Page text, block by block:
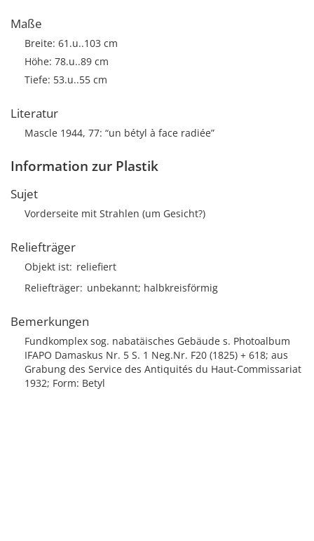
Maße
Breite: 61.u..103 cm
Höhe: 78.u..89 cm
Tiefe: 53.u..55 cm
Literatur
Mascle 1944, 77: “un bétyl à face radiée”
Information zur Plastik
Sujet
Vorderseite mit Strahlen (um Gesicht?)
Reliefträger
Objekt ist reliefiert
Reliefträger unbekannt; halbkreisförmig
Bemerkungen
Fundkomplex sog. nabatäisches Gebäude s. Photoalbum
IFAPO Damaskus Nr. 5 S. 1 Neg.Nr. F20 (1825) + 618; aus
Grabung des Service des Antiquités du Haut-Commissariat
1932; Form: Betyl